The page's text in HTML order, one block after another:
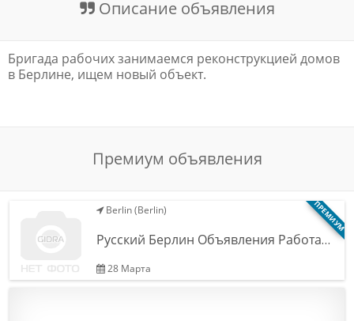
Текстовая рекламаОписание объявления
Бригада рабочих занимаемся реконструкцией домов
в Берлине, ищем новый объект.
Премиум объявления
ПРЕМИУМ
Berlin (Berlin)
Русский Берлин Объявления Работа…
28 Марта